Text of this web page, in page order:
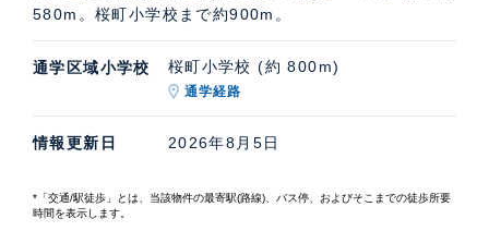
580m。桜町小学校まで約900m。
通学区域小学校 桜町小学校 (約 800m)
通学経路
情報更新日 2026年8月5日
*「交通/駅徒歩」とは、当該物件の最寄駅(路線)、バス停、およびそこまでの徒歩所要
時間を表示します。